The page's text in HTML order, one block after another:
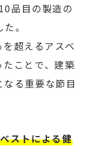
品目の製造の
。
超えるアスベ
ことで、建築
る重要な節目
ストによる健